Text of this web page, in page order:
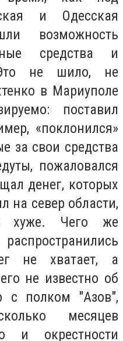
и Одесская
возможность
средства и
не шило, не
в Мариуполе
поставил
«поклонился»
за свои средства
пожаловался
денег, которых
на север области,
хуже. Чего же
не хватает, а
не известно об
с полком "Азов",
месяцев
и окрестности